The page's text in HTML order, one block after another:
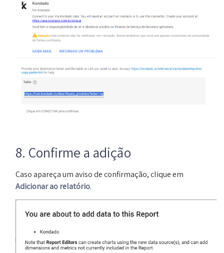
8. Confirme a adição
Caso apareça um aviso de confirmação, clique em
Adicionar ao relatório.